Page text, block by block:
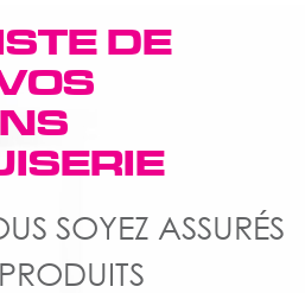
DE
SOYEZ ASSURÉS